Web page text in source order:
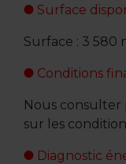
Surface
Surface : 3 580
Conditions
Nous
sur les
Diagnostic